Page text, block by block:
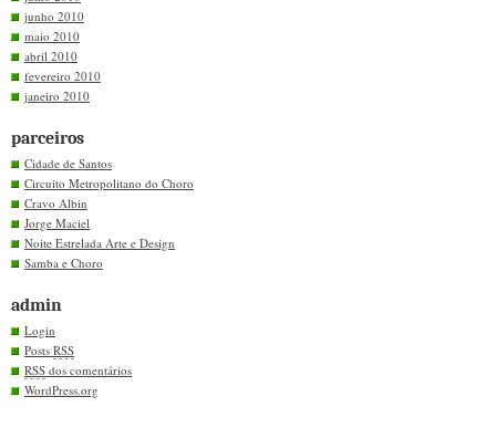
junho 2010
maio 2010
abril 2010
fevereiro 2010
janeiro 2010
parceiros
Cidade de Santos
Circuito Metropolitano do Choro
Cravo Albin
Jorge Maciel
Noite Estrelada Arte e Design
Samba e Choro
admin
Login
Posts RSS
RSS dos comentários
WordPress.org